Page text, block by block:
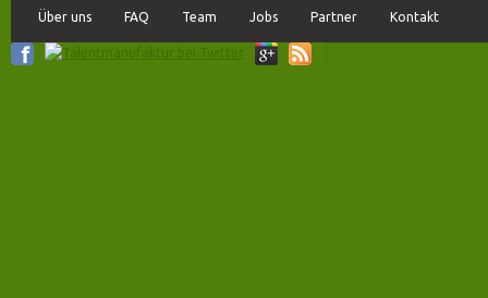
Über uns FAQ Team Jobs Partner Kontakt